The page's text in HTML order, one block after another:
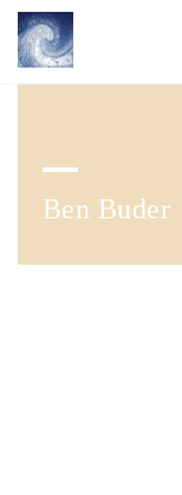
Ben Buder